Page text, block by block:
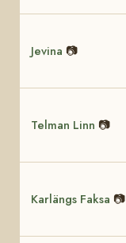
Jevina 📷
Telman Linn 📷
Karlängs Faksa 📷